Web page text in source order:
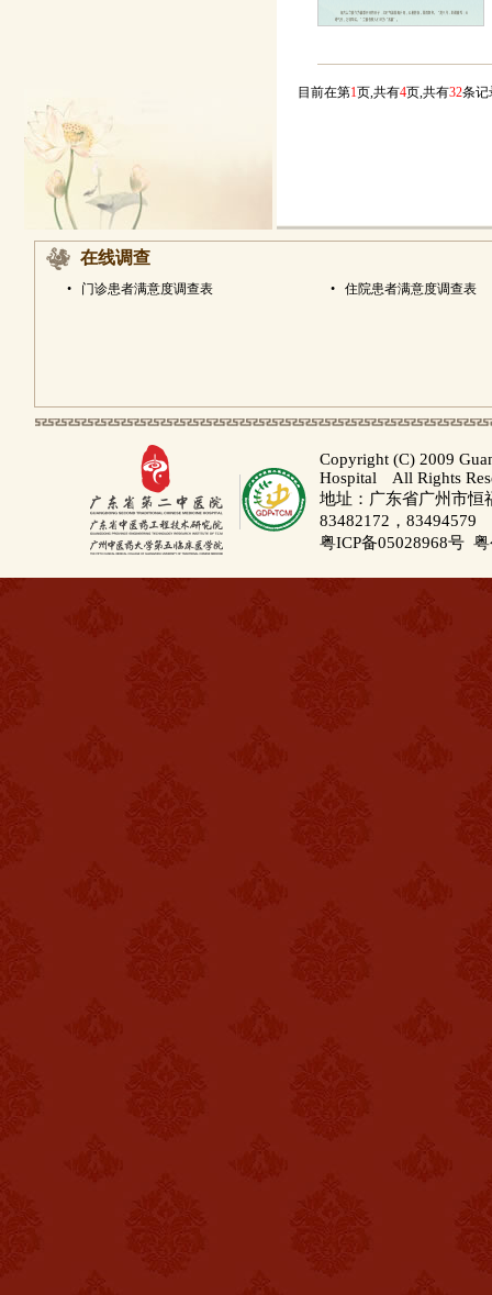
目前在第1页,共有4页,共有32条
在线调查
• 门诊患者满意度调查表 • 住院患者满意度调查表
Copyright (C) 2009
Hospital All Rights
地址：广东省广州市
83482172，83494579
粤ICP备05028968号